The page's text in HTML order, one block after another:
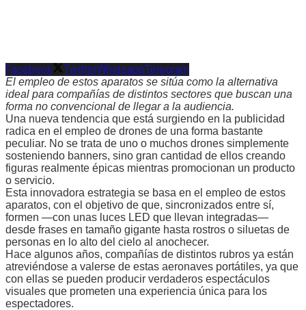
Facebook TwitterWhatsappTelegram
El empleo de estos aparatos se sitúa como la alternativa
ideal para compañías de distintos sectores que buscan una
forma no convencional de llegar a la audiencia.
Una nueva tendencia que está surgiendo en la publicidad
radica en el empleo de drones de una forma bastante
peculiar. No se trata de uno o muchos drones simplemente
sosteniendo banners, sino gran cantidad de ellos creando
figuras realmente épicas mientras promocionan un producto
o servicio.
Esta innovadora estrategia se basa en el empleo de estos
aparatos, con el objetivo de que, sincronizados entre sí,
formen —con unas luces LED que llevan integradas—
desde frases en tamaño gigante hasta rostros o siluetas de
personas en lo alto del cielo al anochecer.
Hace algunos años, compañías de distintos rubros ya están
atreviéndose a valerse de estas aeronaves portátiles, ya que
con ellas se pueden producir verdaderos espectáculos
visuales que prometen una experiencia única para los
espectadores.